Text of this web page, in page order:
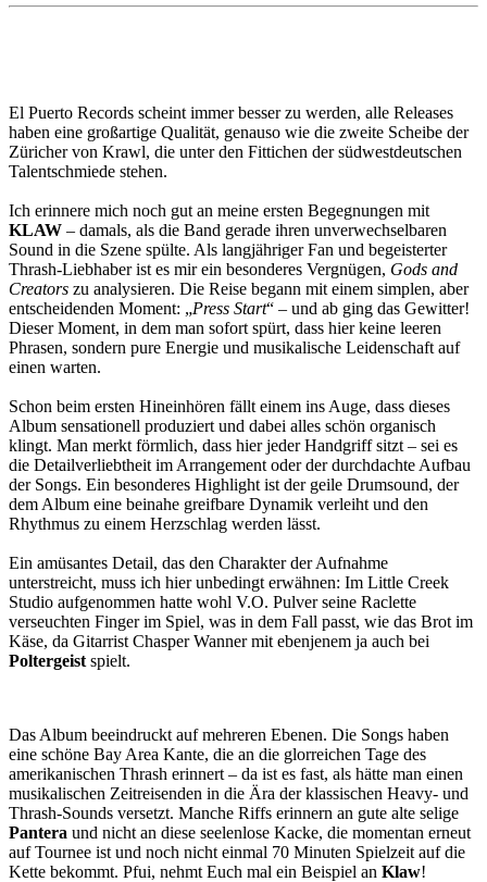
El Puerto Records scheint immer besser zu werden, alle Releases
haben eine großartige Qualität, genauso wie die zweite Scheibe der
Züricher von Krawl, die unter den Fittichen der südwestdeutschen
Talentschmiede stehen.
Ich erinnere mich noch gut an meine ersten Begegnungen mit
KLAW – damals, als die Band gerade ihren unverwechselbaren
Sound in die Szene spülte. Als langjähriger Fan und begeisterter
Thrash-Liebhaber ist es mir ein besonderes Vergnügen, Gods and
Creators zu analysieren. Die Reise begann mit einem simplen, aber
entscheidenden Moment: „Press Start“ – und ab ging das Gewitter!
Dieser Moment, in dem man sofort spürt, dass hier keine leeren
Phrasen, sondern pure Energie und musikalische Leidenschaft auf
einen warten.
Schon beim ersten Hineinhören fällt einem ins Auge, dass dieses
Album sensationell produziert und dabei alles schön organisch
klingt. Man merkt förmlich, dass hier jeder Handgriff sitzt – sei es
die Detailverliebtheit im Arrangement oder der durchdachte Aufbau
der Songs. Ein besonderes Highlight ist der geile Drumsound, der
dem Album eine beinahe greifbare Dynamik verleiht und den
Rhythmus zu einem Herzschlag werden lässt.
Ein amüsantes Detail, das den Charakter der Aufnahme
unterstreicht, muss ich hier unbedingt erwähnen: Im Little Creek
Studio aufgenommen hatte wohl V.O. Pulver seine Raclette
verseuchten Finger im Spiel, was in dem Fall passt, wie das Brot im
Käse, da Gitarrist Chasper Wanner mit ebenjenem ja auch bei
Poltergeist spielt.
Das Album beeindruckt auf mehreren Ebenen. Die Songs haben
eine schöne Bay Area Kante, die an die glorreichen Tage des
amerikanischen Thrash erinnert – da ist es fast, als hätte man einen
musikalischen Zeitreisenden in die Ära der klassischen Heavy- und
Thrash-Sounds versetzt. Manche Riffs erinnern an gute alte selige
Pantera und nicht an diese seelenlose Kacke, die momentan erneut
auf Tournee ist und noch nicht einmal 70 Minuten Spielzeit auf die
Kette bekommt. Pfui, nehmt Euch mal ein Beispiel an Klaw!